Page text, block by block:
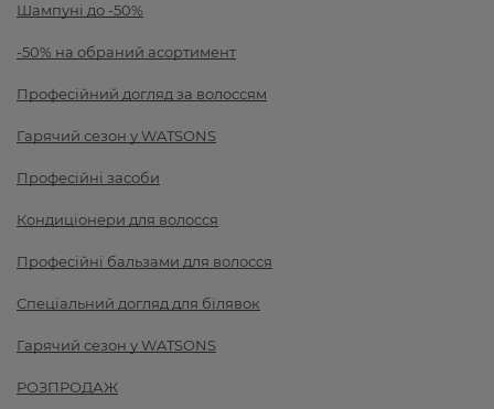
Шампуні до -50%
-50% на обраний асортимент
Професійний догляд за волоссям
Гарячий сезон у WATSONS
Професійні засоби
Кондиціонери для волосся
Професійні бальзами для волосся
Спеціальний догляд для білявок
Гарячий сезон у WATSONS
РОЗПРОДАЖ